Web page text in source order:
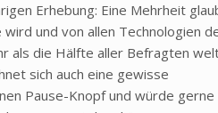
Erhebung: Eine Mehrheit
und von allen Technologien
als die Hälfte aller Befragten
sich auch eine gewisse
Pause-Knopf und würde gerne